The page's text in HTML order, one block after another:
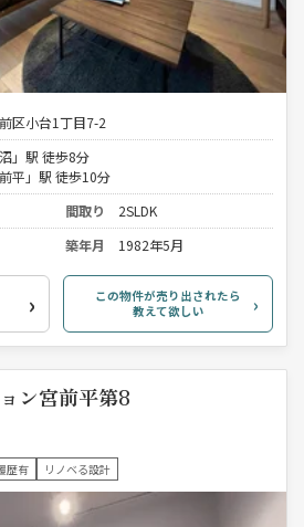
区小台1丁目7-2
」駅 徒歩8分
平」駅 徒歩10分
間取り
2SLDK
築年月 1982年5月
この物件が売り出されたら
教えて欲しい
ン宮前平第8
歴有 リノベる設計